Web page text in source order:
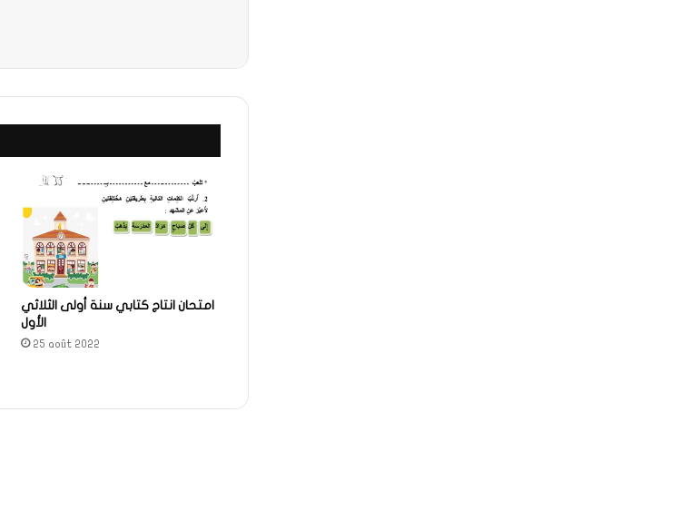
امتحان انتاج كتابي سنة أولى الثلاثي
الأول
25 août 2022